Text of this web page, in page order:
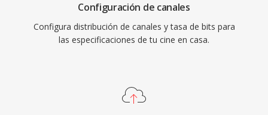
Configuración de canales
Configura distribución de canales y tasa de bits para
las especificaciones de tu cine en casa.